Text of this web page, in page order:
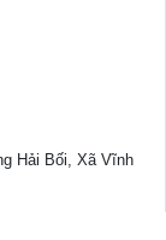
Hải Bối, Xã Vĩnh